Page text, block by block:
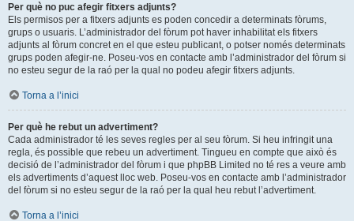
Per què no puc afegir fitxers adjunts?
Els permisos per a fitxers adjunts es poden concedir a determinats fòrums,
grups o usuaris. L’administrador del fòrum pot haver inhabilitat els fitxers
adjunts al fòrum concret en el que esteu publicant, o potser només determinats
grups poden afegir-ne. Poseu-vos en contacte amb l’administrador del fòrum si
no esteu segur de la raó per la qual no podeu afegir fitxers adjunts.
Torna a l’inici
Per què he rebut un advertiment?
Cada administrador té les seves regles per al seu fòrum. Si heu infringit una
regla, és possible que rebeu un advertiment. Tingueu en compte que això és
decisió de l’administrador del fòrum i que phpBB Limited no té res a veure amb
els advertiments d’aquest lloc web. Poseu-vos en contacte amb l’administrador
del fòrum si no esteu segur de la raó per la qual heu rebut l’advertiment.
Torna a l’inici